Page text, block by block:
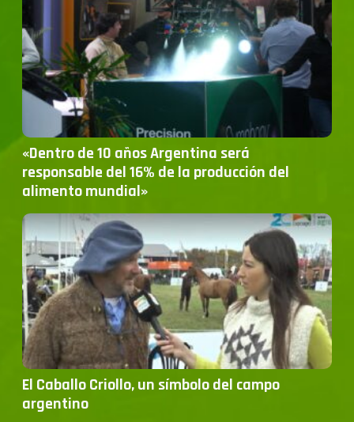
«Dentro de 10 años Argentina será
responsable del 16% de la producción del
alimento mundial»
El Caballo Criollo, un símbolo del campo
argentino